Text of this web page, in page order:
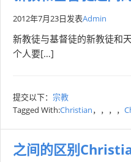
2012年7月23日发表Admin
新教徒与基督徒的新教徒和
个人要[…]
提交以下： 宗教
Tagged With:Christian，，，，
之间的区别